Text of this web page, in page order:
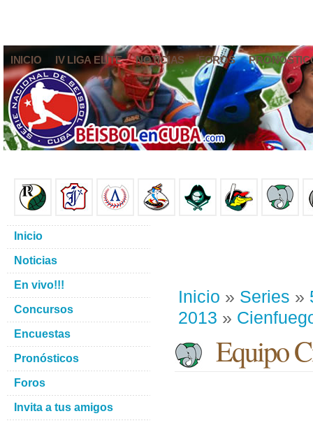
INICIO IV LIGA ELITE NOTICIAS FOROS
Inicio » Series »
2013 »
Equipo
Inicio
Noticias
En vivo!!!
Concursos
Encuestas
Pronósticos
Foros
Invita a tus amigos